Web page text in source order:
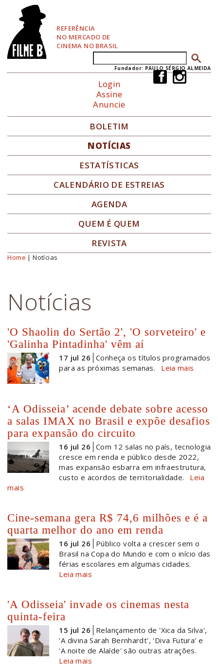
REFERÊNCIA
NO MERCADO DE
CINEMA NO BRASIL
Formulário de busca
Fundador: PAULO SÉRGIO ALMEIDA
Login
Assine
Anuncie
BOLETIM
NOTÍCIAS
ESTATÍSTICAS
CALENDÁRIO DE ESTREIAS
AGENDA
QUEM É QUEM
REVISTA
Você está aqui
Home | Notícias
Notícias
'O Shaolin do Sertão 2', 'O sorveteiro' e
'Galinha Pintadinha' vêm aí
17 jul 26 Conheça os títulos programados
para as próximas semanas.
Leia mais
‘A Odisseia’ acende debate sobre acesso
a salas IMAX no Brasil e expõe desafios
para expansão do circuito
16 jul 26 Com 12 salas no país, tecnologia
cresce em renda e público desde 2022,
mas expansão esbarra em infraestrutura,
custo e acordos de territorialidade.
Leia
mais
Cine-semana gera R$ 74,6 milhões e é a
quarta melhor do ano em renda
16 jul 26
Público volta a crescer sem o
Brasil na Copa do Mundo e com o início das
férias escolares em algumas cidades.
Leia mais
'A Odisseia' invade os cinemas nesta
quinta-feira
15 jul 26
Relançamento de 'Xica da Silva',
'A divina Sarah Bernhardt', 'Diva Futura' e
'A noite de Alaíde' são outras atrações.
Leia mais